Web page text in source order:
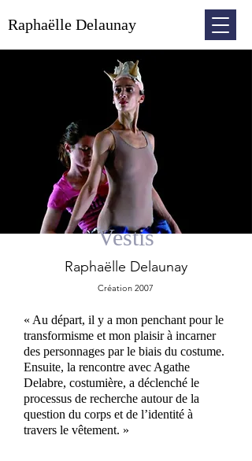
Raphaëlle Delaunay
Vestis
Raphaëll e Delaunay
Création 2007
« Au départ, il y a mon penchant pour le
transformisme et mon plaisir à incarner
des personnages par le biais du costume.
Ensuite, la rencontre avec Agathe
Delabre, costumière, a déclenché le
processus de recherche autour de la
question du corps et de l’identité à
travers le vêtement. »